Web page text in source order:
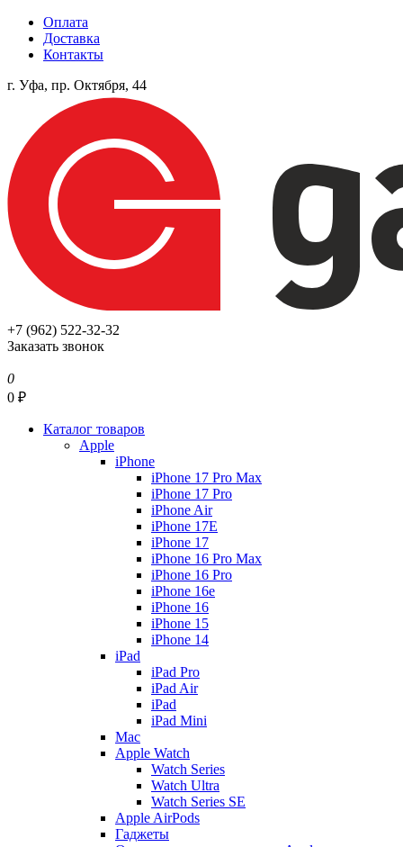
Оплата
Доставка
Контакты
г. Уфа, пр. Октября, 44
+7 (962) 522-32-32
Заказать звонок
0
0 ₽
Каталог товаров
Apple
iPhone
iPhone 17 Pro Max
iPhone 17 Pro
iPhone Air
iPhone 17E
iPhone 17
iPhone 16 Pro Max
iPhone 16 Pro
iPhone 16e
iPhone 16
iPhone 15
iPhone 14
iPad
iPad Pro
iPad Air
iPad
iPad Mini
Mac
Apple Watch
Watch Series
Watch Ultra
Watch Series SE
Apple AirPods
Гаджеты